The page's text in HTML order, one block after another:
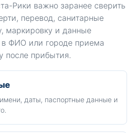
Рики важно заранее сверить
перевод, санитарные
маркировку и данные
в ФИО или городе приема
после прибытия.
даты, паспортные данные и